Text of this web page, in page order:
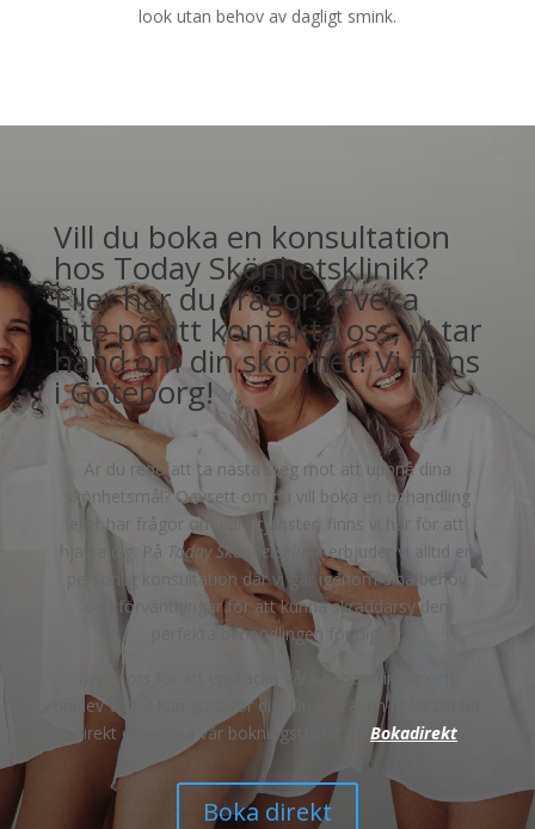
look utan behov av dagligt smink.
Vill du boka en konsultation
hos Today Skönhetsklinik?
Eller har du frågor? Tveka
inte på att kontakta oss, vi tar
hand om din skönhet! Vi finns
i Göteborg!
Är du redo att ta nästa steg mot att uppnå dina
skönhetsmål? Oavsett om du vill boka en behandling
eller har frågor om våra tjänster, finns vi här för att
hjälpa dig. På
Today Skönhetsklinikerbjuder vi alltid en
personlig konsultation där vi går igenom dina behov
och förväntningar för att kunna skräddarsy den
perfekta behandlingen för dig.
Besök oss
för att upptäcka våra behandlingar och
upplev vad vi kan göra för dig. Du kan även boka din tid
direkt online via vår bokningstjänst på Bokadirekt.
Boka direkt